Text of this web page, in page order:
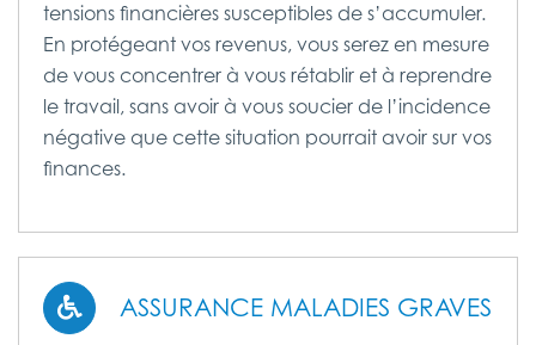
tensions financières susceptibles de s’accumuler.
En protégeant vos revenus, vous serez en mesure
de vous concentrer à vous rétablir et à reprendre
le travail, sans avoir à vous soucier de l’incidence
négative que cette situation pourrait avoir sur vos
finances.
ASSURANCE MALADIES GRAVES